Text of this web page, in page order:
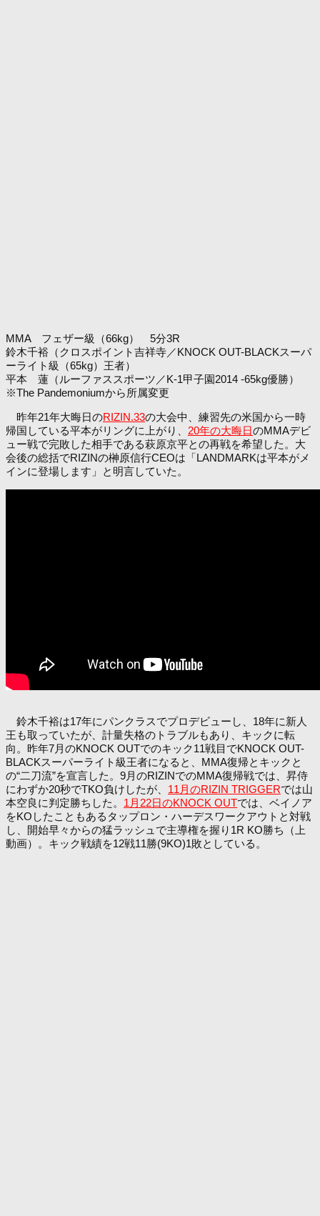
MMA フェザー級（66kg） 5分3R
鈴木千裕（クロスポイント吉祥寺／KNOCK OUT-BLACKスーパ
ーライト級（65kg）王者）
平本 蓮（ルーファススポーツ／K-1甲子園2014 -65kg優勝）
※The Pandemoniumから所属変更
昨年21年大晦日のRIZIN.33の大会中、練習先の米国から一時
帰国している平本がリングに上がり、 20年の大晦日のMMAデビ
ュー戦で完敗した相手である萩原京平との再戦を希望した。大
会後の総括でRIZINの榊原信行CEOは「LANDMARKは平本がメ
インに登場します」と明言していた。
鈴木千裕は17年にパンクラスでプロデビューし、18年に新人
王も取っていたが、計量失格のトラブルもあり、キックに転
向。昨年7月のKNOCK OUTでのキック11戦目でKNOCK OUT-
BLACKスーパーライト級王者になると、MMA復帰とキックと
の“二刀流”を宣言した。9月のRIZINでのMMA復帰戦では、昇侍
にわずか20秒でTKO負けしたが、 11月のRIZIN TRIGGERでは山
本空良に判定勝ちした。 1月22日のKNOCK OUTでは、ベイノア
をKOしたこともあるタップロン・ハーデスワークアウトと対戦
し、開始早々からの猛ラッシュで主導権を握り1R KO勝ち（上
動画）。キック戦績を12戦11勝(9KO)1敗としている。